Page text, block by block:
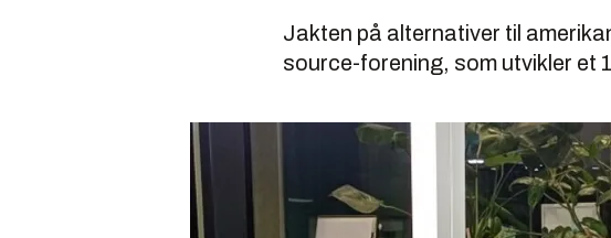
Jakten på alternativer til
source-forening, som utvikler et